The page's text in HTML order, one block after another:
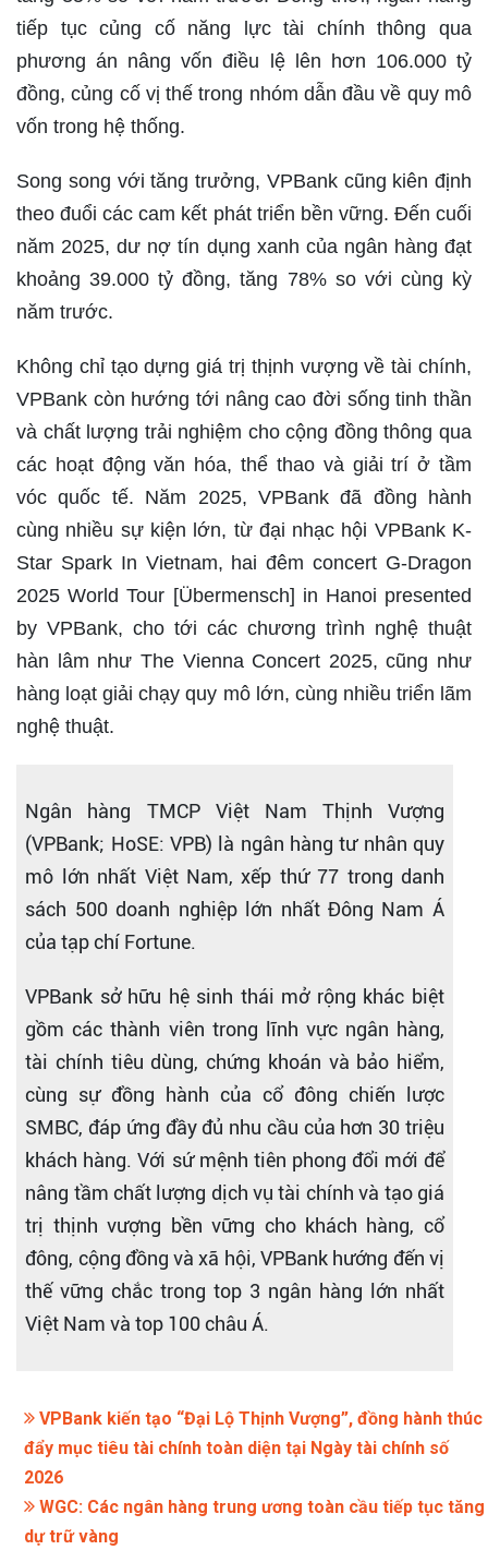
tiếp tục củng cố năng lực tài chính thông qua
phương án nâng vốn điều lệ lên hơn 106.000 tỷ
đồng, củng cố vị thế trong nhóm dẫn đầu về quy mô
vốn trong hệ thống.
Song song với tăng trưởng, VPBank cũng kiên định
theo đuổi các cam kết phát triển bền vững. Đến cuối
năm 2025, dư nợ tín dụng xanh của ngân hàng đạt
khoảng 39.000 tỷ đồng, tăng 78% so với cùng kỳ
năm trước.
Không chỉ tạo dựng giá trị thịnh vượng về tài chính,
VPBank còn hướng tới nâng cao đời sống tinh thần
và chất lượng trải nghiệm cho cộng đồng thông qua
các hoạt động văn hóa, thể thao và giải trí ở tầm
vóc quốc tế. Năm 2025, VPBank đã đồng hành
cùng nhiều sự kiện lớn, từ đại nhạc hội VPBank K-
Star Spark In Vietnam, hai đêm concert G-Dragon
2025 World Tour [Übermensch] in Hanoi presented
by VPBank, cho tới các chương trình nghệ thuật
hàn lâm như The Vienna Concert 2025, cũng như
hàng loạt giải chạy quy mô lớn, cùng nhiều triển lãm
nghệ thuật.
Ngân hàng TMCP Việt Nam Thịnh Vượng
(VPBank; HoSE: VPB) là ngân hàng tư nhân quy
mô lớn nhất Việt Nam, xếp thứ 77 trong danh
sách 500 doanh nghiệp lớn nhất Đông Nam Á
của tạp chí Fortune.
VPBank sở hữu hệ sinh thái mở rộng khác biệt
gồm các thành viên trong lĩnh vực ngân hàng,
tài chính tiêu dùng, chứng khoán và bảo hiểm,
cùng sự đồng hành của cổ đông chiến lược
SMBC, đáp ứng đầy đủ nhu cầu của hơn 30 triệu
khách hàng. Với sứ mệnh tiên phong đổi mới để
nâng tầm chất lượng dịch vụ tài chính và tạo giá
trị thịnh vượng bền vững cho khách hàng, cổ
đông, cộng đồng và xã hội, VPBank hướng đến vị
thế vững chắc trong top 3 ngân hàng lớn nhất
Việt Nam và top 100 châu Á.
VPBank kiến tạo “Đại Lộ Thịnh Vượng”, đồng hành thúc
đẩy mục tiêu tài chính toàn diện tại Ngày tài chính số
2026
WGC: Các ngân hàng trung ương toàn cầu tiếp tục tăng
dự trữ vàng